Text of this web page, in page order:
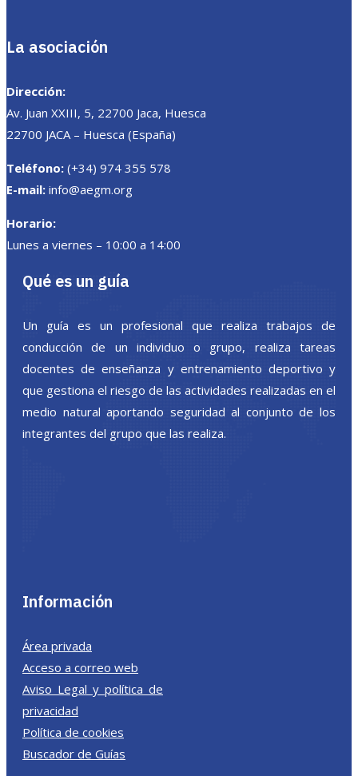
La asociación
Dirección:
Av. Juan XXIII, 5, 22700 Jaca, Huesca
22700 JACA – Huesca (España)
Teléfono: (+34) 974 355 578
E-mail: info@aegm.org
Horario:
Lunes a viernes – 10:00 a 14:00
Qué es un guía
Un guía es un profesional que realiza trabajos de
conducción de un individuo o grupo, realiza tareas
docentes de enseñanza y entrenamiento deportivo y
que gestiona el riesgo de las actividades realizadas en el
medio natural aportando seguridad al conjunto de los
integrantes del grupo que las realiza.
Información
Área privada
Acceso a correo web
Aviso Legal y política de
privacidad
Política de cookies
Buscador de Guías